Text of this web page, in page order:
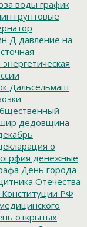
воды график
грунтовые
Д давление на
Дальсельмаш
дедовщина
о
денежные
День города
Отечества
РФ
открытых